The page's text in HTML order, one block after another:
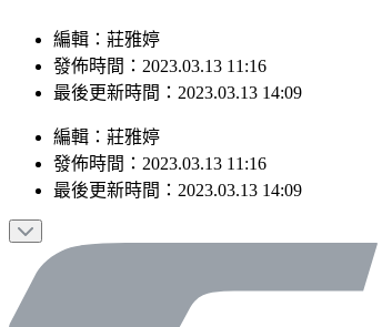
編輯：莊雅婷
發佈時間：2023.03.13 11:16
最後更新時間：2023.03.13 14:09
編輯 ： 莊雅婷
發佈時間： 2023.03.13 11:16
最後更新時間： 2023.03.13 14:09